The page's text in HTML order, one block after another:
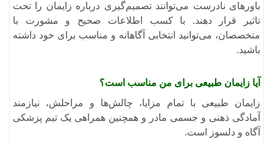
باورهای نادرست می‌توانند تصمیم‌گیری درباره زایمان را تحت
تاثیر قرار دهند. با کسب اطلاعات صحیح و مشورت با
متخصصان، می‌توانید انتخابی آگاهانه و مناسب برای خود داشته
باشید.
آیا زایمان طبیعی برای من مناسب است؟
زایمان طبیعی با تمام مزایا، چالش‌ها و مراحلش، نیازمند
آمادگی ذهنی و جسمی مادر و همچنین همراهی یک تیم پزشکی
آگاه و دلسوز است.